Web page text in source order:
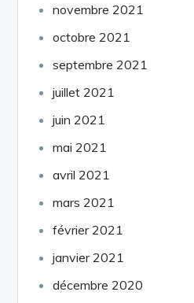
novembre 2021
octobre 2021
septembre 2021
juillet 2021
juin 2021
mai 2021
avril 2021
mars 2021
février 2021
janvier 2021
décembre 2020